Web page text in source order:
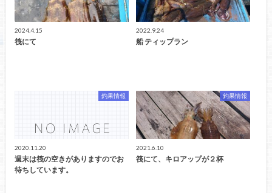
2024.4.15
筏にて
2022.9.24
船 ティップラン
釣果情報
2020.11.20
週末は筏の空きがありますのでお
待ちしています。
釣果情報
2021.6.10
筏にて、キロアップが２杯